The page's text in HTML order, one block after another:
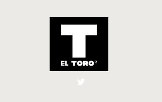
El Toro España